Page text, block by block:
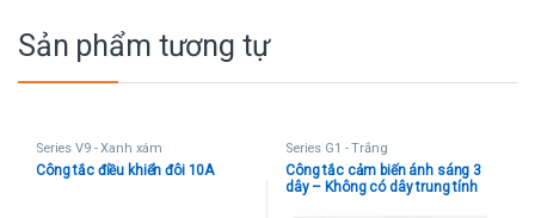
Sản phẩm tương tự
Series V9 - Xanh xám
Công tắc điều khiển đôi 10A
Series G1 - Trắng
Công tắc cảm biến ánh sáng 3
dây – Không có dây trung tính